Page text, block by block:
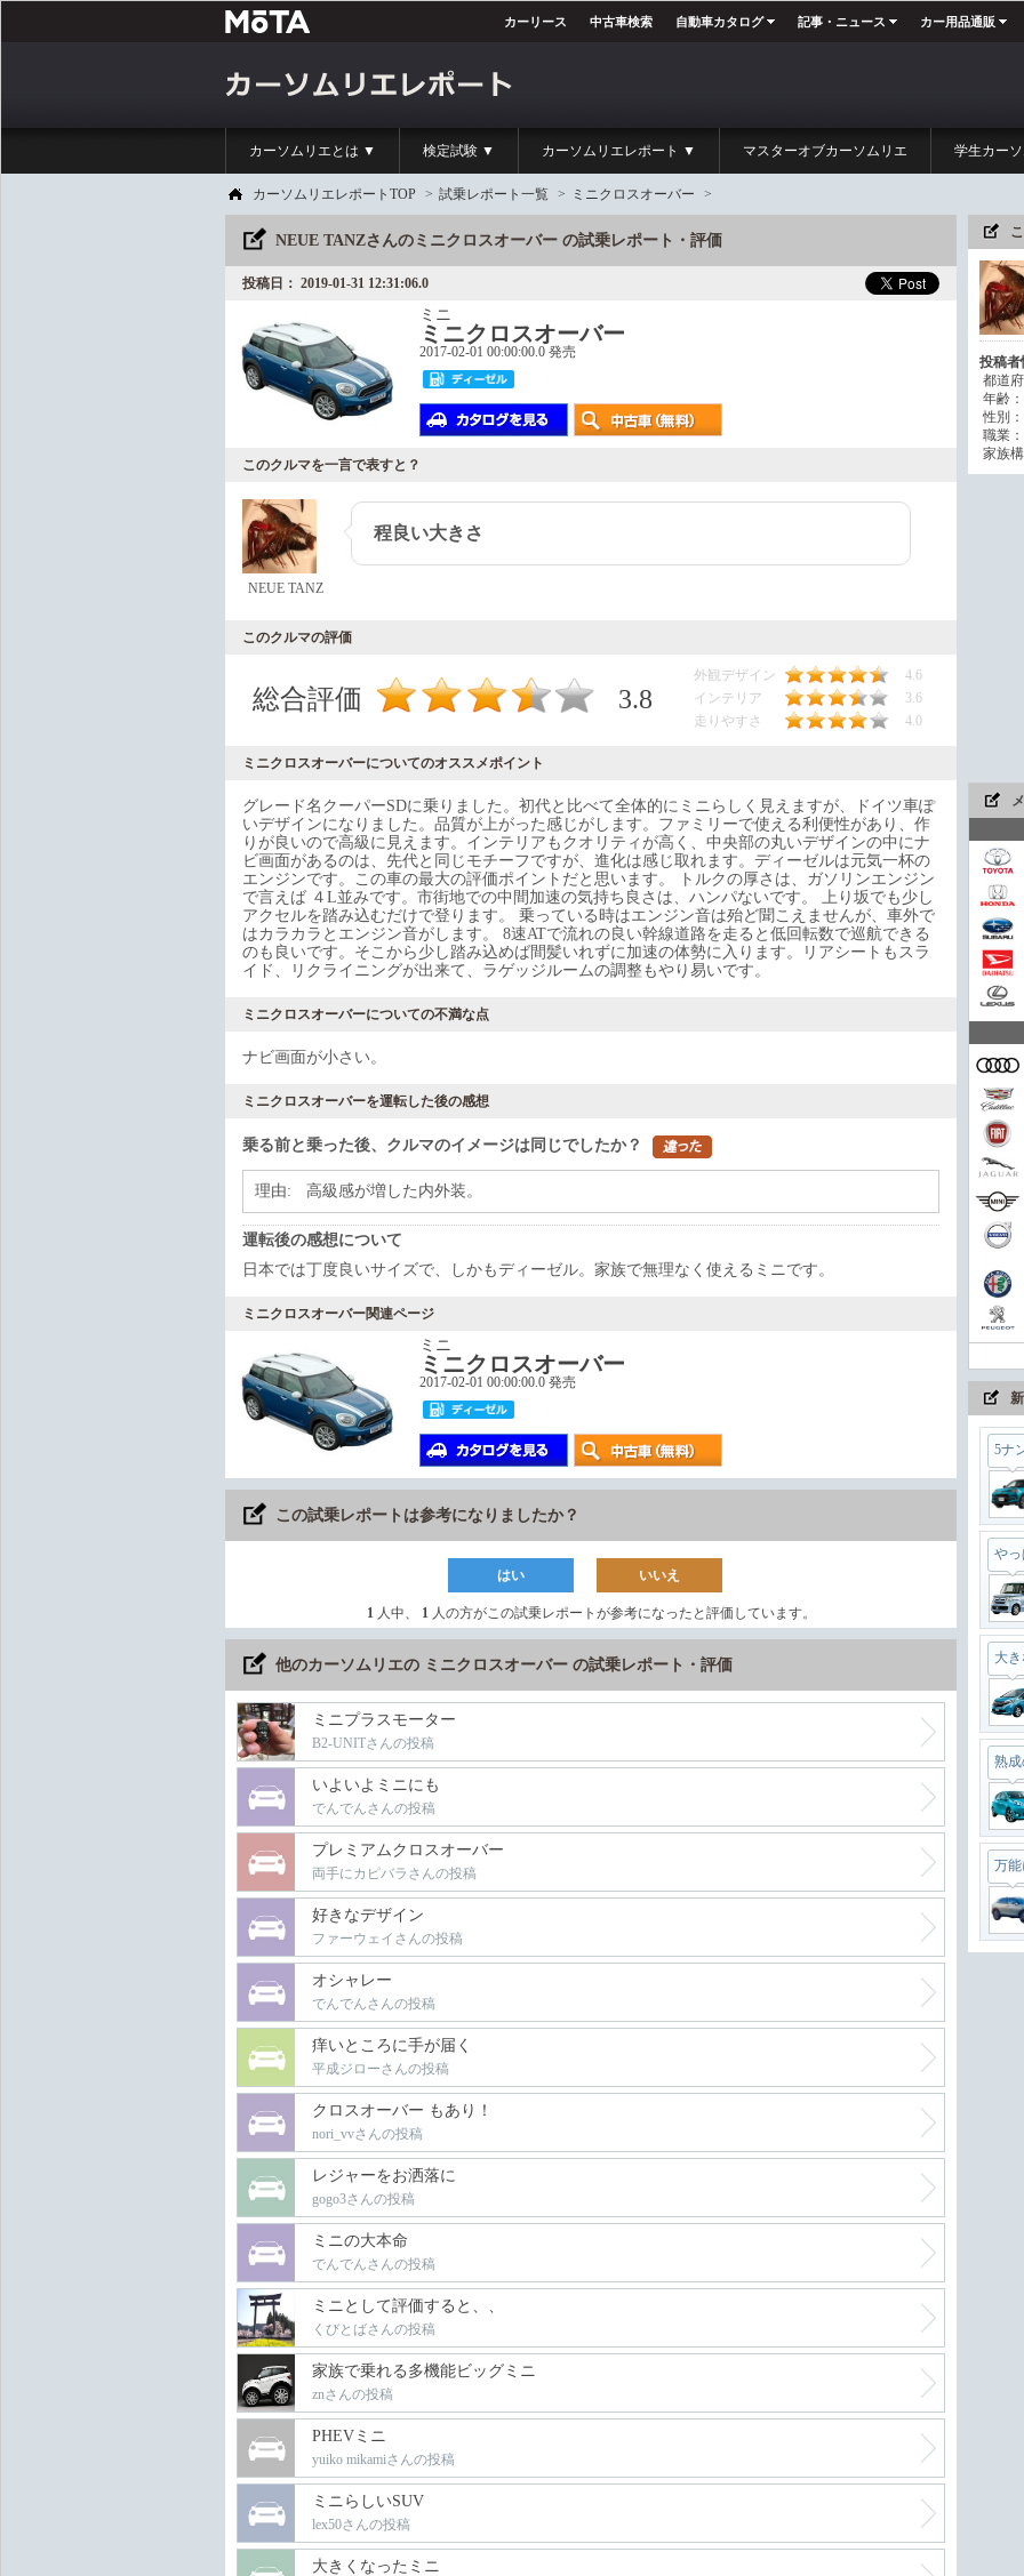
カーリース 中古車検索 自動車カタログ 記事・ニュース カー用品通販
カーソムリエとは ▼ 検定試験 ▼ カーソムリエレポート ▼ マスターオブカーソムリエ 学生カー
カーソムリエレポートTOP > 試乗レポート一覧 > ミニクロスオーバー >
NEUE TANZさんのミニクロスオーバー の試乗レポート・評価
投稿日： 2019-01-31 12:31:06.0
ミニ
ミニクロスオーバー
2017-02-01 00:00:00.0 発売
このクルマを一言で表すと？
NEUE TANZ
程良い大きさ
このクルマの評価
総合評価 3.8
外観デザイン
4.6
インテリア
3.6
走りやすさ
4.0
ミニクロスオーバーについてのオススメポイント
グレード名クーパーSDに乗りました。初代と比べて全体的にミニらしく見えますが、ドイツ車ぽ
いデザインになりました。品質が上がった感じがします。ファミリーで使える利便性があり、作
りが良いので高級に見えます。インテリアもクオリティが高く、中央部の丸いデザインの中にナ
ビ画面があるのは、先代と同じモチーフですが、進化は感じ取れます。ディーゼルは元気一杯の
エンジンです。この車の最大の評価ポイントだと思います。 トルクの厚さは、ガソリンエンジン
で言えば ４L並みです。市街地での中間加速の気持ち良さは、ハンパないです。 上り坂でも少し
アクセルを踏み込むだけで登ります。 乗っている時はエンジン音は殆ど聞こえませんが、車外で
はカラカラとエンジン音がします。 8速ATで流れの良い幹線道路を走ると低回転数で巡航できる
のも良いです。そこから少し踏み込めば間髪いれずに加速の体勢に入ります。リアシートもスラ
イド、リクライニングが出来て、ラゲッジルームの調整もやり易いです。
ミニクロスオーバーについての不満な点
ナビ画面が小さい。
ミニクロスオーバーを運転した後の感想
乗る前と乗った後、クルマのイメージは同じでしたか？
理由: 高級感が増した内外装。
運転後の感想について
日本では丁度良いサイズで、しかもディーゼル。家族で無理なく使えるミニです。
ミニクロスオーバー関連ページ
ミニ
ミニクロスオーバー
2017-02-01 00:00:00.0 発売
この試乗レポートは参考になりましたか？
はい いいえ
1 人中、 1 人の方がこの試乗レポートが参考になったと評価しています。
他のカーソムリエの ミニクロスオーバー の試乗レポート・評価
ミニプラスモーター
B2-UNITさんの投稿
いよいよミニにも
でんでんさんの投稿
プレミアムクロスオーバー
両手にカピバラさんの投稿
好きなデザイン
ファーウェイさんの投稿
オシャレー
でんでんさんの投稿
痒いところに手が届く
平成ジローさんの投稿
クロスオーバー もあり！
nori_vvさんの投稿
レジャーをお洒落に
gogo3さんの投稿
ミニの大本命
でんでんさんの投稿
ミニとして評価すると、、
くびとばさんの投稿
家族で乗れる多機能ビッグミニ
znさんの投稿
PHEVミニ
yuiko mikamiさんの投稿
ミニらしいSUV
lex50さんの投稿
大きくなったミニ
投稿者
都道
年齢
性別
職業
家族
今や
家
コ
まさ
ち
5ナ
や
大
熟成
万